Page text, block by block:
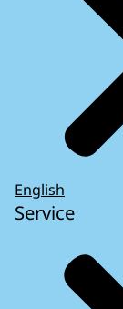
English
Service